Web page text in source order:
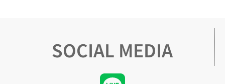
SOCIAL MEDIA